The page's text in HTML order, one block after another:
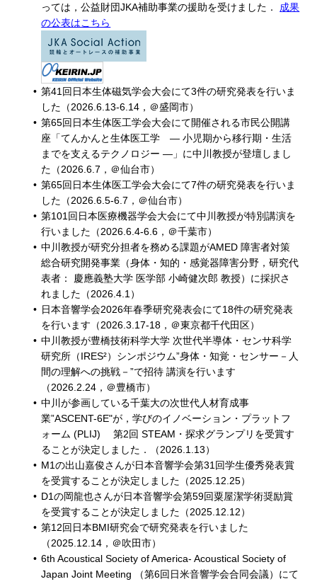
っては，公益財団JKA補助事業の援助を受けました． 成果
の公表はこちら
第41回日本生体磁気学会大会にて3件の研究発表を行いま
した（2026.6.13-6.14，＠盛岡市）
第65回日本生体医工学会大会にて開催される市民公開講
座「てんかんと⽣体医⼯学 ― ⼩児期から移⾏期・⽣活
までを⽀えるテクノロジー ―」に中川教授が登壇しまし
た（2026.6.7，＠仙台市）
第65回日本生体医工学会大会にて7件の研究発表を行いま
した（2026.6.5-6.7，＠仙台市）
第101回日本医療機器学会大会にて中川教授が特別講演を
行いました（2026.6.4-6.6，＠千葉市）
中川教授が研究分担者を務める課題がAMED 障害者対策
総合研究開発事業（身体・知的・感覚器障害分野，研究代
表者： 慶應義塾大学 医学部 小崎健次郎 教授）に採択さ
れました（2026.4.1）
日本音響学会2026年春季研究発表会にて18件の研究発表
を行います（2026.3.17-18，＠東京都千代田区）
中川教授が豊橋技術科学大学 次世代半導体・センサ科学
研究所（IRES²）シンポジウム”身体・知覚・センサー－人
間の理解への挑戦－”で招待 講演を行います
（2026.2.24，＠豊橋市）
中川が参画している千葉大の次世代人材育成事
業”ASCENT-6E"が，学びのイノベーション・プラットフ
ォーム (PLIJ) 第2回 STEAM・探求グランプリを受賞す
ることが決定しました．（2026.1.13）
M1の出山嘉俊さんが日本音響学会第31回学生優秀発表賞
を受賞することが決定しました（2025.12.25）
D1の岡龍也さんが日本音響学会第59回粟屋潔学術奨励賞
を受賞することが決定しました（2025.12.12）
第12回日本BMI研究会で研究発表を行いました
（2025.12.14，＠吹田市）
6th Acoustical Society of America- Acoustical Society of
Japan Joint Meeting （第6回日米音響学会合同会議）にて